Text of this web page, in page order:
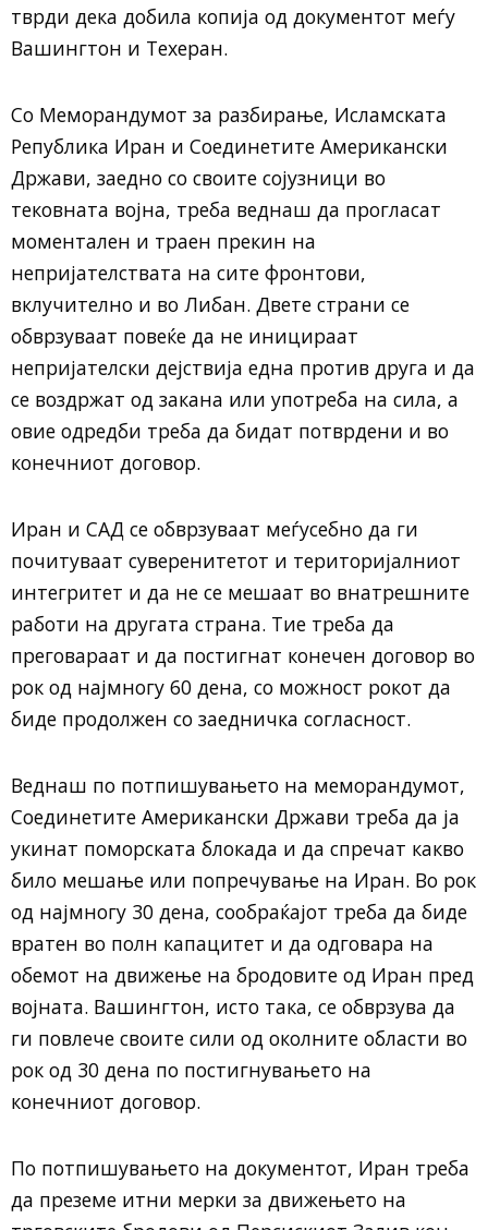
тврди дека добила копија од документот меѓу
Вашингтон и Техеран.
Со Меморандумот за разбирање, Исламската
Република Иран и Соединетите Американски
Држави, заедно со своите сојузници во
тековната војна, треба веднаш да прогласат
моментален и траен прекин на
непријателствата на сите фронтови,
вклучително и во Либан. Двете страни се
обврзуваат повеќе да не иницираат
непријателски дејствија една против друга и да
се воздржат од закана или употреба на сила, а
овие одредби треба да бидат потврдени и во
конечниот договор.
Иран и САД се обврзуваат меѓусебно да ги
почитуваат суверенитетот и територијалниот
интегритет и да не се мешаат во внатрешните
работи на другата страна. Тие треба да
преговараат и да постигнат конечен договор во
рок од најмногу 60 дена, со можност рокот да
биде продолжен со заедничка согласност.
Веднаш по потпишувањето на меморандумот,
Соединетите Американски Држави треба да ја
укинат поморската блокада и да спречат какво
било мешање или попречување на Иран. Во рок
од најмногу 30 дена, сообраќајот треба да биде
вратен во полн капацитет и да одговара на
обемот на движење на бродовите од Иран пред
војната. Вашингтон, исто така, се обврзува да
ги повлече своите сили од околните области во
рок од 30 дена по постигнувањето на
конечниот договор.
По потпишувањето на документот, Иран треба
да преземе итни мерки за движењето на